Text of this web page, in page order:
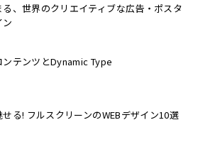
る、世界のクリエイティブな広告・ポスタ
ン
ンテンツとDynamic Type
せる! フルスクリーンのWEBデザイン10選